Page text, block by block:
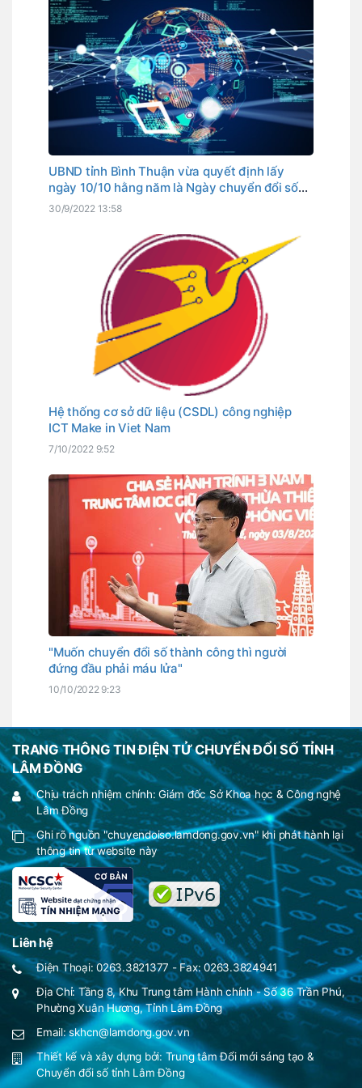
UBND tỉnh Bình Thuận vừa quyết định lấy
ngày 10/10 hằng năm là Ngày chuyển đổi số
tỉnh. Đây cũng là ngày Thủ tướng Chính phủ
30/9/2022 13:58
Hệ thống cơ sở dữ liệu (CSDL) công nghiệp
ICT Make in Viet Nam
7/10/2022 9:52
"Muốn chuyển đổi số thành công thì người
đứng đầu phải máu lửa"
10/10/2022 9:23
TRANG THÔNG TIN ĐIỆN TỬ CHUYỂN ĐỔI SỐ TỈNH
LÂM ĐỒNG
Chịu trách nhiệm chính: Giám đốc Sở Khoa học & Công nghệ
Lâm Đồng
Ghi rõ nguồn "chuyendoiso.lamdong.gov.vn" khi phát hành lại
thông tin từ website này
Liên hệ
Điện Thoại: 0263.3821377 - Fax: 0263.3824941
Địa Chỉ: Tầng 8, Khu Trung tâm Hành chính - Số 36 Trần Phú,
Phường Xuân Hương, Tỉnh Lâm Đồng
Email: skhcn@lamdong.gov.vn
Thiết kế và xây dựng bởi: Trung tâm Đổi mới sáng tạo &
Chuyển đổi số tỉnh Lâm Đồng